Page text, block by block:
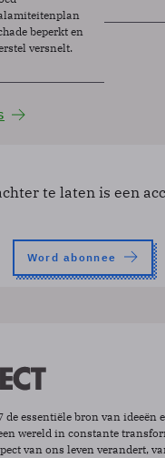
beperkt en
versnelt.
te laten is een
Word abonnee
de essentiële bron van ideeën
wereld in constante
van ons leven verandert,